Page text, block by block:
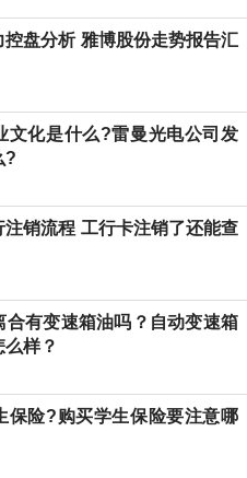
控盘分析 雅博股份走势报告汇
文化是什么?雷曼光电公司发
?
注销流程 工行卡注销了还能查
合有变速箱油吗？自动变速箱
样？
保险?购买学生保险要注意哪